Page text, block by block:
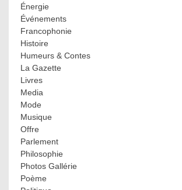
Énergie
Événements
Francophonie
Histoire
Humeurs & Contes
La Gazette
Livres
Media
Mode
Musique
Offre
Parlement
Philosophie
Photos Gallérie
Poème